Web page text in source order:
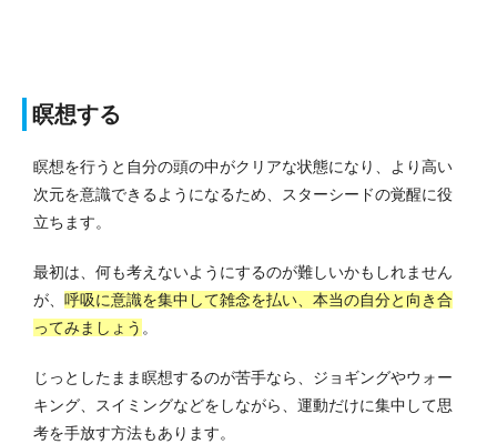
瞑想する
瞑想を行うと自分の頭の中がクリアな状態になり、より高い
次元を意識できるようになるため、スターシードの覚醒に役
立ちます。
最初は、何も考えないようにするのが難しいかもしれません
が、 呼吸に意識を集中して雑念を払い、本当の自分と向き合
ってみましょう 。
じっとしたまま瞑想するのが苦手なら、ジョギングやウォー
キング、スイミングなどをしながら、運動だけに集中して思
考を手放す方法もあります。